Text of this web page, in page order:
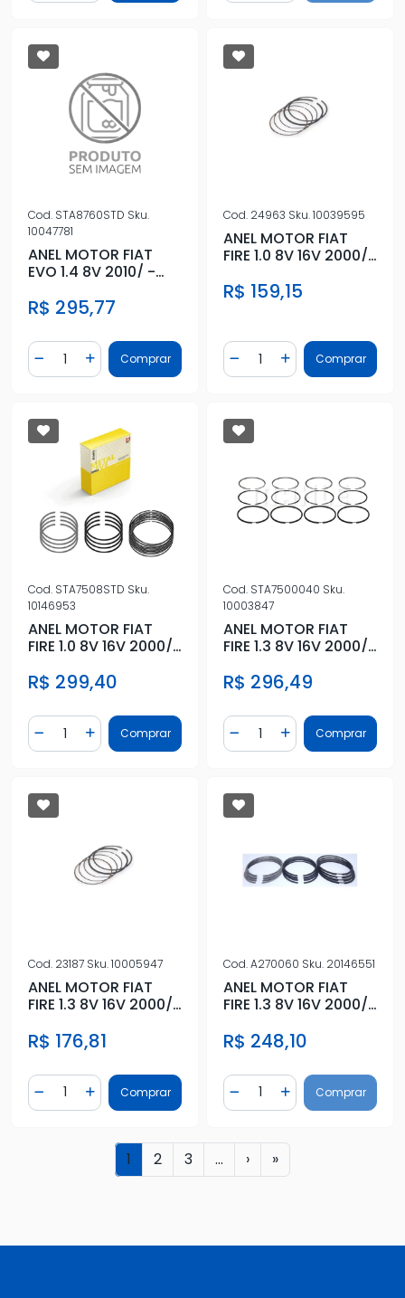
Cod. STA8760STD Sku.
10047781
ANEL MOTOR FIAT
EVO 1.4 8V 2010/ -
R$ 295,77
Diminuir Quantidade
Quantidade
Adicionar Quantidade
Comprar
Cod. 24963 Sku.10039595
ANEL MOTOR FIAT
FIRE 1.0 8V 16V 2000/
R$ 159,15
Diminuir Quantidade
Quantidade
AdicionarComprar
Cod. STA7508STD Sku.
10146953
ANEL MOTOR FIAT
FIRE 1.0 8V 16V 2000/
R$ 299,40
Diminuir Quantidade
Quantidade
Adicionar Quantidade
Comprar
Cod. STA7500040 Sku.
10003847
ANEL MOTOR FIAT
FIRE 1.3 8V 16V 2000/
R$ 296,49
Diminuir Quantidade
Quantidade
AdicionarComprar
Cod. 23187 Sku.10005947
ANEL MOTOR FIAT
FIRE 1.3 8V 16V 2000/
R$ 176,81
Diminuir Quantidade
Quantidade
Adicionar Quantidade
Comprar
Cod.A270060 Sku. 20146551
ANEL MOTOR FIAT
FIRE 1.3 8V 16V 2000/
R$ 248,10
Diminuir Quantidade
Quantidade
AdicionarComprar
1 2 3 ... › »